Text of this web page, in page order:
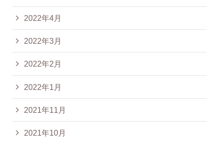
2022年4月
2022年3月
2022年2月
2022年1月
2021年11月
2021年10月